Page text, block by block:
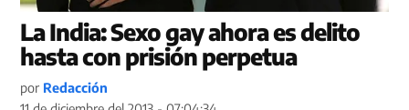
La India: Sexo gay ahora es delito
hasta con prisión perpetua
por Redacción